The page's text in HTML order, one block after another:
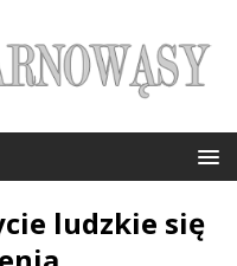
ludzkie się